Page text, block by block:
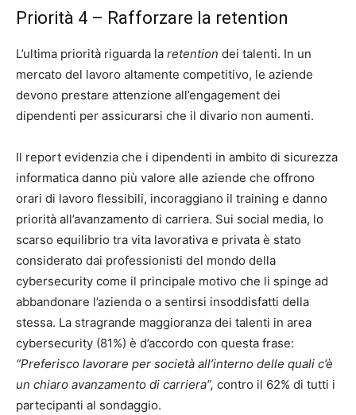
Priorità 4 – Rafforzare la retention
L’ultima priorità riguarda la retention dei talenti. In un
mercato del lavoro altamente competitivo, le aziende
devono prestare attenzione all’engagement dei
dipendenti per assicurarsi che il divario non aumenti.
Il report evidenzia che i dipendenti in ambito di sicurezza
informatica danno più valore alle aziende che offrono
orari di lavoro flessibili, incoraggiano il training e danno
priorità all’avanzamento di carriera. Sui social media, lo
scarso equilibrio tra vita lavorativa e privata è stato
considerato dai professionisti del mondo della
cybersecurity come il principale motivo che li spinge ad
abbandonare l’azienda o a sentirsi insoddisfatti della
stessa. La stragrande maggioranza dei talenti in area
cybersecurity (81%) è d’accordo con questa frase:
“Preferisco lavorare per società all’interno delle quali c’è
un chiaro avanzamento di carriera”, contro il 62% di tutti i
partecipanti al sondaggio.